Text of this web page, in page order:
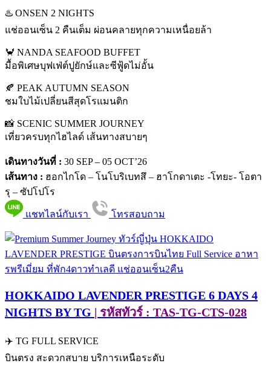
♨️ ONSEN 2 NIGHTS
แช่ออนเซ็น 2 คืนเต็ม ผ่อนคลายทุกความเหนื่อยล้า
🦀 NANDA SEAFOOD BUFFET
มื้อพิเศษบุฟเฟ่ต์ปูยักษ์และซีฟู้ดไม่อั้น
🍂 PEAK AUTUMN SEASON
ชมใบไม้เปลี่ยนสีสุดโรแมนติก
📸 SCENIC SUMMER JOURNEY
เที่ยวครบทุกไฮไลด์ เส้นทางสบายๆ
เดินทางวันที่ : 30 SEP – 05 OCT’26
เส้นทาง : ฮอกไกโด – โนโบริเบทสึ – ฮาโกดาเตะ -โทยะ- โอตา
รุ – ซัปโปโร
แชทไลน์กับเรา โทรสอบถาม
HOKKAIDO LAVENDER PRESTIGE 6 DAYS 4
NIGHTS BY TG | รหัสทัวร์ : TAS-TG-CTS-028
✈️ TG FULL SERVICE
บินตรง สะดวกสบาย บริการเหนือระดับ